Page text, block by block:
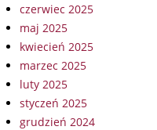
czerwiec 2025
maj 2025
kwiecień 2025
marzec 2025
luty 2025
styczeń 2025
grudzień 2024